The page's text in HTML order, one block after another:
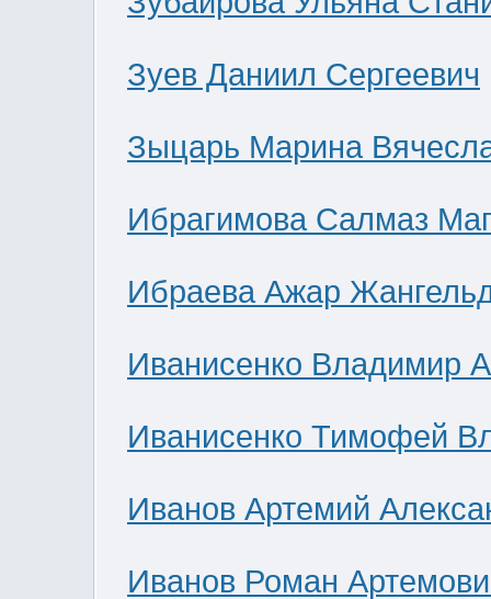
Зуев Даниил Сергеевич
Зыцарь Марина
Ибрагимова Салмаз
Ибраева Ажар
Иванисенко Владимир
Иванисенко Тимофей
Иванов Артемий
Иванов Роман